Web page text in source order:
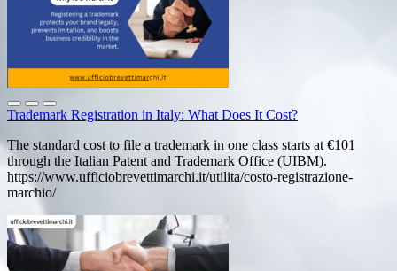
Trademark Registration in Italy: What Does It Cost?
The standard cost to file a trademark in one class starts at €101
through the Italian Patent and Trademark Office (UIBM).
https://www.ufficiobrevettimarchi.it/utilita/costo-registrazione-
marchio/